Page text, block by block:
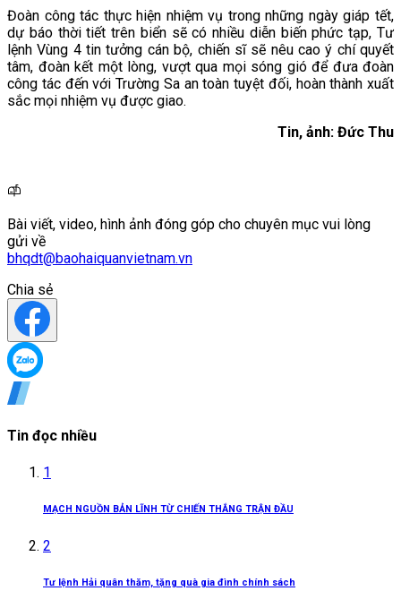
Đoàn công tác thực hiện nhiệm vụ trong những ngày giáp tết,
dự báo thời tiết trên biển sẽ có nhiều diễn biến phức tạp, Tư
lệnh Vùng 4 tin tưởng cán bộ, chiến sĩ sẽ nêu cao ý chí quyết
tâm, đoàn kết một lòng, vượt qua mọi sóng gió để đưa đoàn
công tác đến với Trường Sa an toàn tuyệt đối, hoàn thành xuất
sắc mọi nhiệm vụ được giao.
Tin, ảnh: Đức Thu
Bài viết, video, hình ảnh đóng góp cho chuyên mục vui lòng
gửi về
bhqdt@baohaiquanvietnam.vn
Chia sẻ
Tin đọc nhiều
1
MẠCH NGUỒN BẢN LĨNH TỪ CHIẾN THẮNG TRẬN ĐẦU
2
Tư lệnh Hải quân thăm, tặng quà gia đình chính sách